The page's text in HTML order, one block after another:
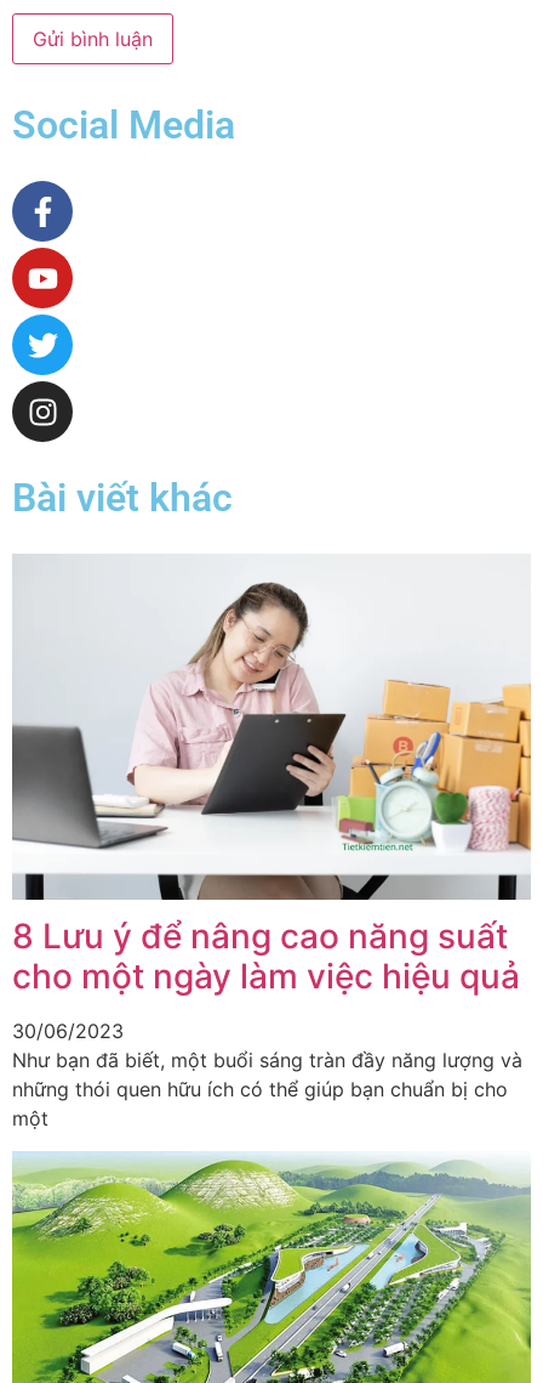
Social Media
Bài viết khác
8 Lưu ý để nâng cao năng suất
cho một ngày làm việc hiệu quả
30/06/2023
Như bạn đã biết, một buổi sáng tràn đầy năng lượng và
những thói quen hữu ích có thể giúp bạn chuẩn bị cho
một